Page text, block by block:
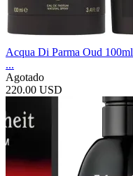
Acqua Di Parma Oud
...
Agotado
220.00 USD